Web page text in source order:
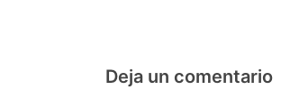
Deja un comentario